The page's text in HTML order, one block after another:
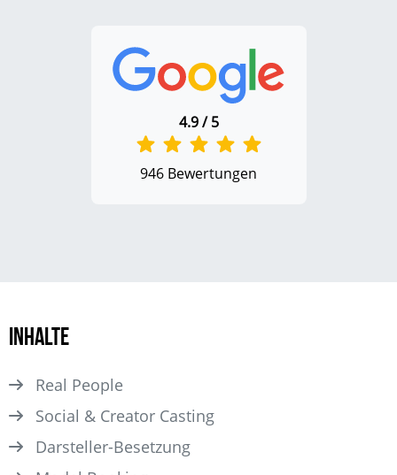
4.9 / 5
946 Bewertungen
Inhalte
Real People
Social & Creator Casting
Darsteller­-Besetzung